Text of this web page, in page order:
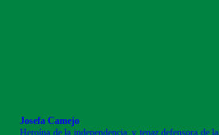
Josefa Camejo
Heroína de la independencia, y tenaz defensora de la